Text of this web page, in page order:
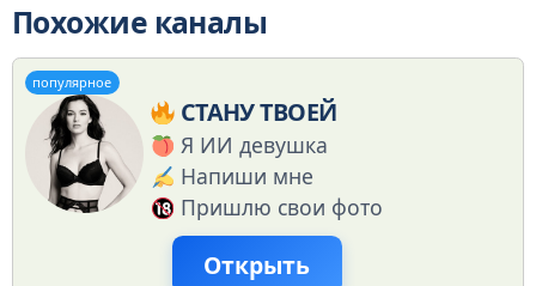
Похожие каналы
популярное
СТАНУ ТВОЕЙ
Я ИИ девушка
Напиши мне
Пришлю свои фото
Открыть